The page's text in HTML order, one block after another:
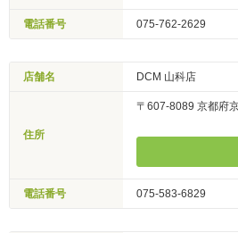
電話番号 075-762-2629
店舗名 DCM 山科店
住所
〒607-8089 京都府
電話番号 075-583-6829